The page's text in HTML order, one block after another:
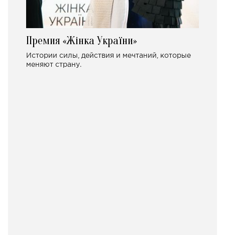
Премия «Жінка України»
Истории силы, действия и мечтаний, которые
меняют страну.